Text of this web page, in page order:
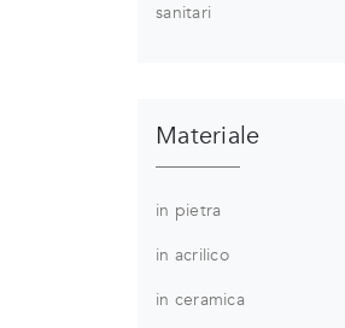
sanitari
Materiale
in pietra
in acrilico
in ceramica